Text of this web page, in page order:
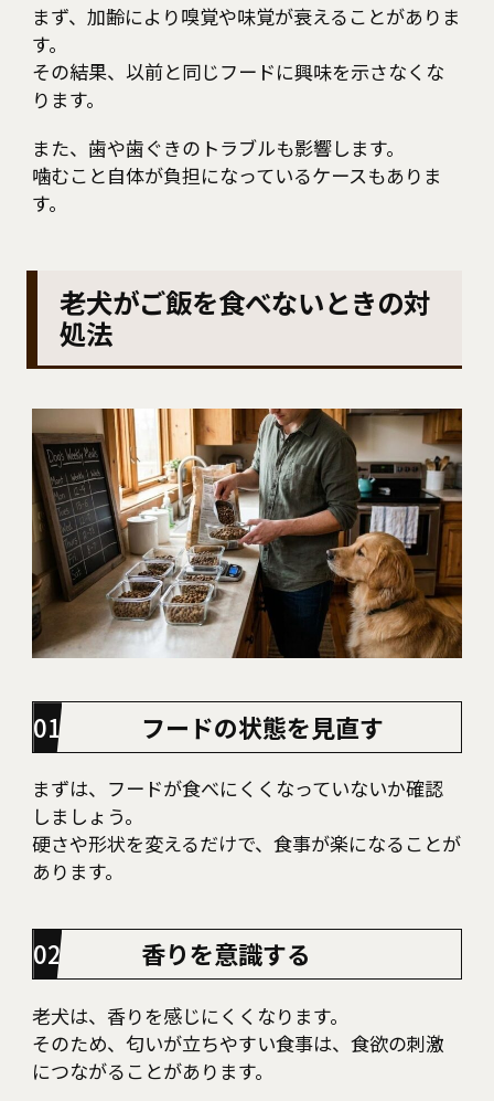
まず、加齢により嗅覚や味覚が衰えることがありま
す。
その結果、以前と同じフードに興味を示さなくな
ります。
また、歯や歯ぐきのトラブルも影響します。
噛むこと自体が負担になっているケースもありま
す。
老犬がご飯を食べないときの対
処法
フードの状態を見直す
まずは、フードが食べにくくなっていないか確認
しましょう。
硬さや形状を変えるだけで、食事が楽になることが
あります。
香りを意識する
老犬は、香りを感じにくくなります。
そのため、匂いが立ちやすい食事は、食欲の刺激
につながることがあります。